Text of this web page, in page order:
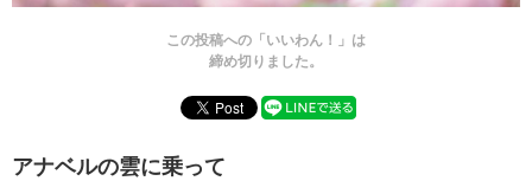
この投稿への「いいわん！」は
締め切りました。
アナベルの雲に乗って